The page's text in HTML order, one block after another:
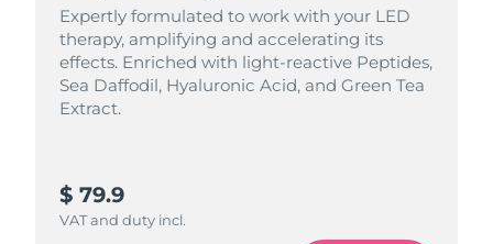
Expertly formulated to work with your LED
therapy, amplifying and accelerating its
effects. Enriched with light‑reactive Peptides,
Sea Daffodil, Hyaluronic Acid, and Green Tea
Extract.
$ 79.9
VAT and duty incl.